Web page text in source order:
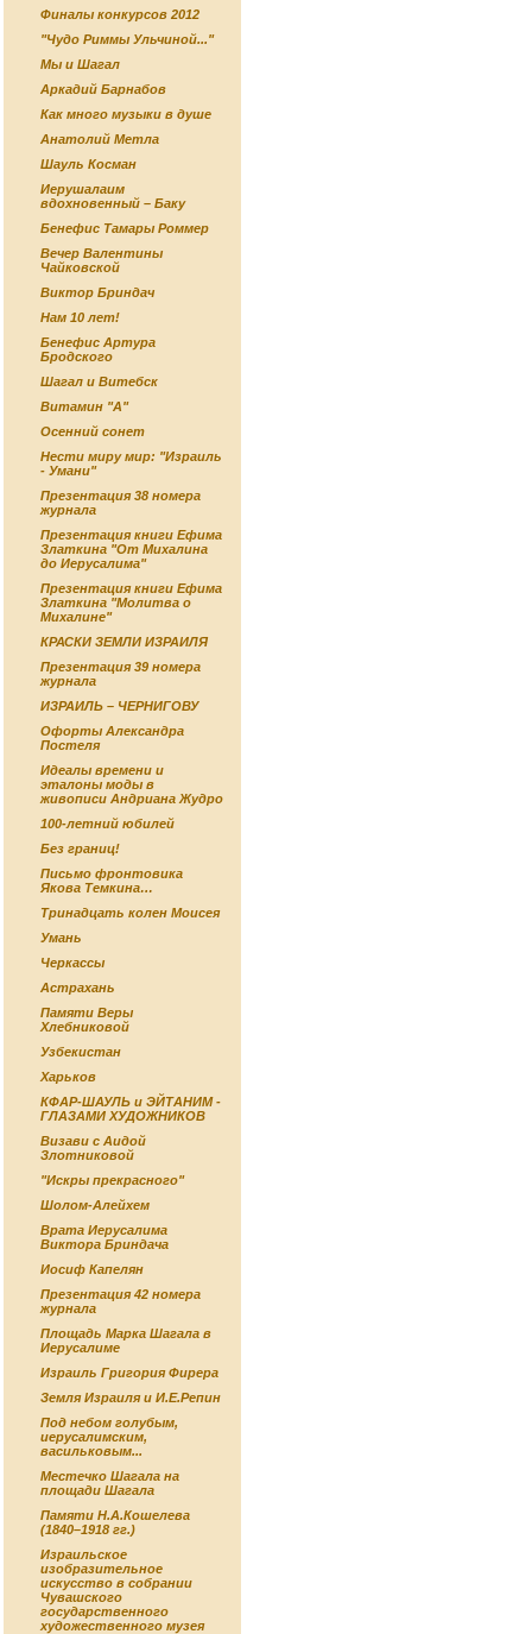
Финалы конкурсов 2012
"Чудо Риммы Ульчиной..."
Мы и Шагал
Аркадий Барнабов
Как много музыки в душе
Анатолий Метла
Шауль Косман
Иерушалаим
вдохновенный – Баку
Бенефис Тамары Роммер
Вечер Валентины
Чайковской
Виктор Бриндач
Нам 10 лет!
Бенефис Артура
Бродского
Шагал и Витебск
Витамин "А"
Осенний сонет
Нести миру мир: "Израиль
- Умани"
Презентация 38 номера
журнала
Презентация книги Ефима
Златкина "От Михалина
до Иерусалима"
Презентация книги Ефима
Златкина "Молитва о
Михалине"
КРАСКИ ЗЕМЛИ ИЗРАИЛЯ
Презентация 39 номера
журнала
ИЗРАИЛЬ – ЧЕРНИГОВУ
Офорты Александра
Постеля
Идеалы времени и
эталоны моды в
живописи Андриана Жудро
100-летний юбилей
Без границ!
Письмо фронтовика
Якова Темкина…
Тринадцать колен Моисея
Умань
Черкассы
Астрахань
Памяти Веры
Хлебниковой
Узбекистан
Харьков
КФАР-ШАУЛЬ и ЭЙТАНИМ -
ГЛАЗАМИ ХУДОЖНИКОВ
Визави с Аидой
Злотниковой
"Искры прекрасного"
Шолом-Алейхем
Врата Иерусалима
Виктора Бриндача
Иосиф Капелян
Презентация 42 номера
журнала
Площадь Марка Шагала в
Иерусалиме
Израиль Григория Фирера
Земля Израиля и И.Е.Репин
Под небом голубым,
иерусалимским,
васильковым...
Местечко Шагала на
площади Шагала
Памяти Н.А.Кошелева
(1840–1918 гг.)
Израильское
изобразительное
искусство в собрании
Чувашского
государственного
художественного музея